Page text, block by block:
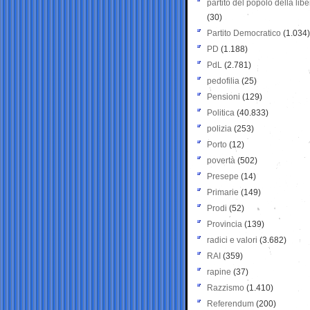
partito del popolo della
(30)
Partito Democratico (1.034)
PD (1.188)
PdL (2.781)
pedofilia (25)
Pensioni (129)
Politica (40.833)
polizia (253)
Porto (12)
povertà (502)
Presepe (14)
Primarie (149)
Prodi (52)
Provincia (139)
radici e valori (3.682)
RAI (359)
rapine (37)
Razzismo (1.410)
Referendum (200)